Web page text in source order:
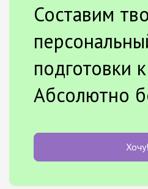
Составим
подготовки
Абсолютно
Хочу!